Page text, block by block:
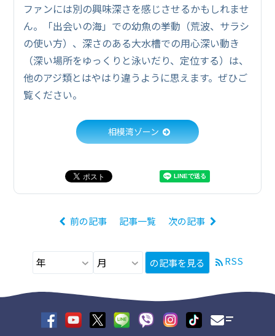
ファンには別の興味深さを感じさせるかもしれませ
ん。「出会いの海」での幼魚の挙動（荒波、サラシ
の使い方）、深さのある大水槽での用心深い動き
（深い場所をゆっくりと泳いだり、定位する）は、
他のアジ類とはやはり違うように思えます。ぜひご
覧ください。
相模湾ゾーン
前の記事 記事一覧 次の記事
の記事を見る RSS